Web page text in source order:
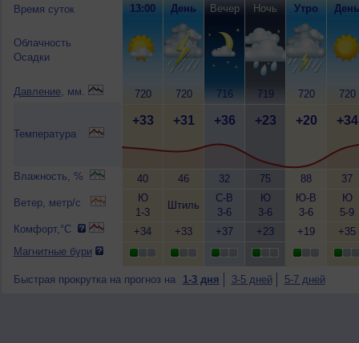
Время суток
Облачность
Осадки
Давление, мм.
Температура
Влажность, %
Ветер, метр/с
Комфорт,°C
Магнитные бури
13:00
720
+33
40
Ю
1-3
+34
День
720
+31
46
Штиль
+33
Вечер
716
+36
32
С-В
3-6
+37
Ночь
719
+23
75
Ю
3-6
+23
Утро
720
+20
88
Ю-В
3-6
+19
День
720
+34
37
Ю
5-9
+35
Быстрая прокрутка на прогноз на 1-3 дня 3-5 дней 5-7 дней